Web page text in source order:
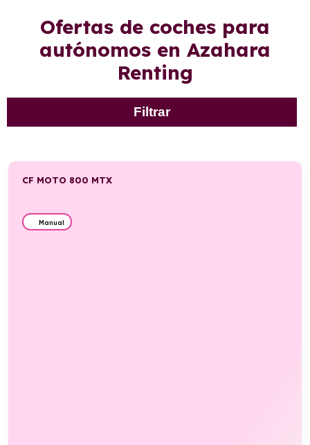
Ofertas de coches para
autónomos en Azahara
Renting
Filtrar
CF MOTO 800 MTX
Manual